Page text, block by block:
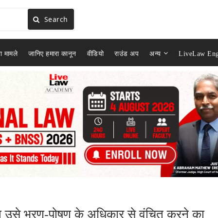
Search
मामले जानिए हमारा कानून वीडियो राउंड अप अन्य LiveLaw
उसे भरण-पोषण के अधिकार से वंचित करने का